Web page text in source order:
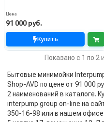
Цена
91 000 руб.
Купить
Показано с 1 по 2
Бытовые минимойки
Shop-AVD по цене от 91 000
2 наименований в каталоге.
interpump group on-line на
350-16-98 или в нашем